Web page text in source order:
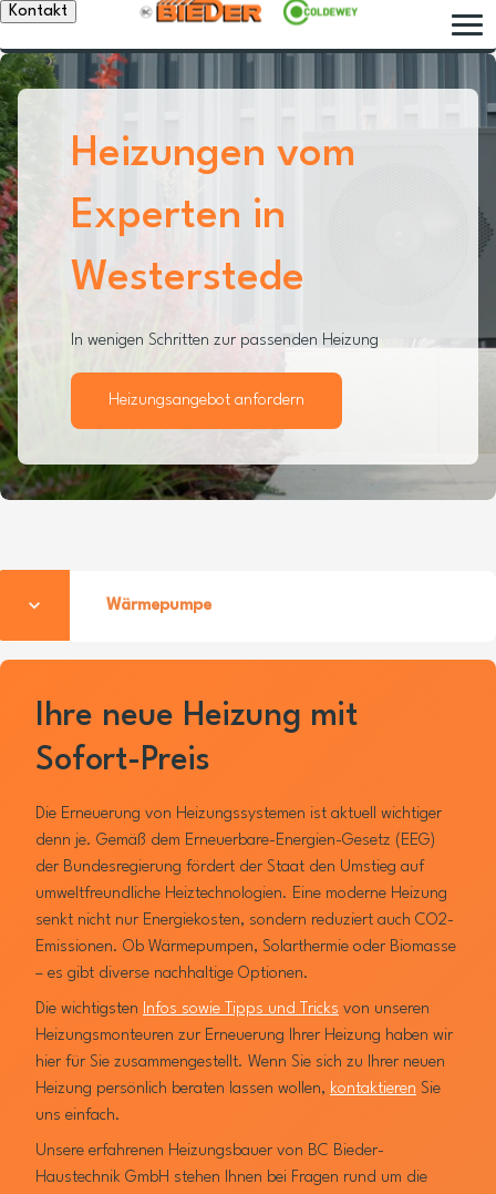
Kontakt
Heizungen vom
Experten in
Westerstede
In wenigen Schritten zur passenden Heizung
Heizungsangebot anfordern
Wärmepumpe
Ihre neue Heizung mit
Sofort-Preis
Die Erneuerung von Heizungssystemen ist aktuell wichtiger
denn je. Gemäß dem Erneuerbare-Energien-Gesetz (EEG)
der Bundesregierung fördert der Staat den Umstieg auf
umweltfreundliche Heiztechnologien. Eine moderne Heizung
senkt nicht nur Energiekosten, sondern reduziert auch CO2-
Emissionen. Ob Wärmepumpen, Solarthermie oder Biomasse
– es gibt diverse nachhaltige Optionen.
Die wichtigsten Infos sowie Tipps und Tricks von unseren
Heizungsmonteuren zur Erneuerung Ihrer Heizung haben wir
hier für Sie zusammengestellt. Wenn Sie sich zu Ihrer neuen
Heizung persönlich beraten lassen wollen, kontaktieren Sie
uns einfach.
Unsere erfahrenen Heizungsbauer von BC Bieder-
Haustechnik GmbH stehen Ihnen bei Fragen rund um die